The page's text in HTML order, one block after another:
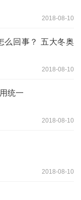
2018-08-10
么回事？ 五大冬奥
2018-08-10
统一
2018-08-10
2018-08-10